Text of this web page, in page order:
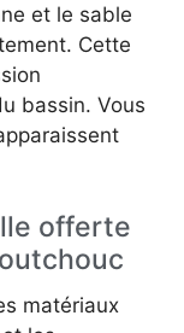
et le sable
Cette
bassin. Vous
offerte
matériaux